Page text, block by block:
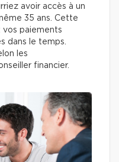
avoir accès à un
35 ans. Cette
vos paiements
dans le temps.
les
financier.